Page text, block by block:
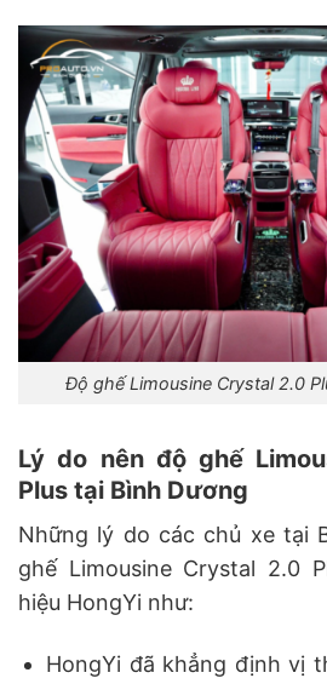
Độ ghế Limousine Crystal 2.0
Lý do nên độ ghế
Plus tại Bình Dương
Những lý do các chủ xe tại
ghế Limousine Crystal 2.0
hiệu HongYi như:
HongYi đã khẳng định vị